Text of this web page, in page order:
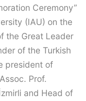
Ceremony”
(IAU) on the
the Great Leader
of the Turkish
president of
Prof.
and Head of